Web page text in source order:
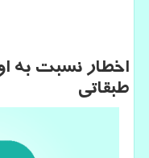
اخطار نسبت به
طبقاتی